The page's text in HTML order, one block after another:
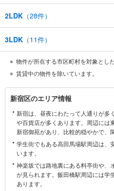
2LDK （28件）
3LDK （11件）
物件が所在する市区町村を対象とし
賃貸中の物件を除いています。
新
宿
区
に
関
す
情
報
新宿区のエリア情報
新宿は、昼夜にわたって人通りが多
や百貨店が多くあります。周辺には
新宿御苑があり、比較的穏やかで、
学生街でもある高田馬場駅周辺は、
います。
神楽坂では路地裏にある料亭街や、
が見られます。飯田橋駅周辺には学
あります。